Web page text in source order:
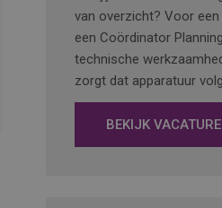
van overzicht? Voor
een Coördinator
technische
zorgt dat apparatuur
BEKIJK VACATURE